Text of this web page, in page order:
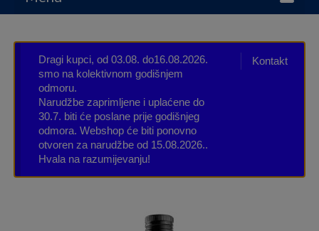
Kontakt
Dragi kupci, od 03.08. do16.08.2026.
smo na kolektivnom godišnjem
odmoru.
Narudžbe zaprimljene i uplaćene do
30.7. biti će poslane prije godišnjeg
odmora. Webshop će biti ponovno
otvoren za narudžbe od 15.08.2026..
Hvala na razumijevanju!